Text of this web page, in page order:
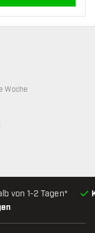
von 1-2 Tagen*
verfügbar
Woche
nicht